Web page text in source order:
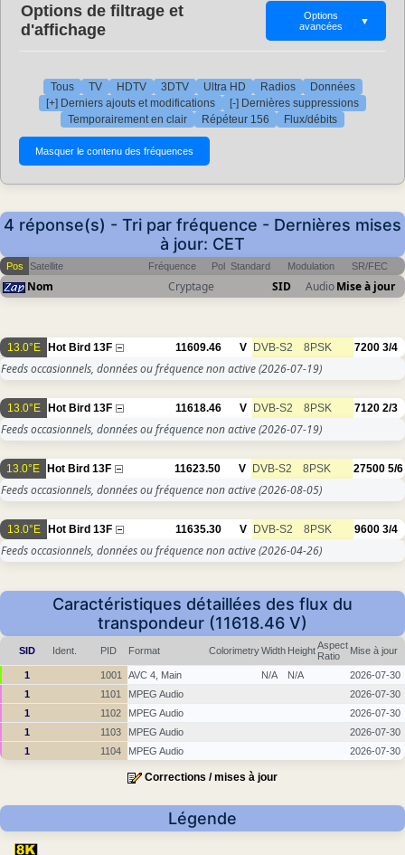
Options de filtrage et
d'affichage
Options
avancées
▼
Tous TV HDTV 3DTV Ultra HD Radios
Données
[+] Derniers ajouts et modifications
[-] Dernières suppressions
Temporairement en clair
Répéteur 156 Flux/débits
4 réponse(s) - Tri par fréquence - Dernières mises
à jour: CET
Pos Satellite Fréquence Pol Standard Modulation SR/FEC
Nom Cryptage SID AudioMise à jour
13.0°E Hot Bird 13F 11609.46 V DVB-S2 8PSK 7200 3/4
Feeds occasionnels, données ou fréquence non active(2026-07-19)
13.0°E Hot Bird 13F 11618.46 V DVB-S2 8PSK 7120 2/3
Feeds occasionnels, données ou fréquence non active(2026-07-19)
13.0°E Hot Bird 13F 11623.50 V DVB-S2 8PSK 27500 5/6
Feeds occasionnels, données ou fréquence non active(2026-08-05)
13.0°E Hot Bird 13F 11635.30 V DVB-S2 8PSK 9600 3/4
Feeds occasionnels, données ou fréquence non active(2026-04-26)
Caractéristiques détaillées des flux du
transpondeur (11618.46 V)
SID Ident. PID Format ColorimetryWidth HeightAspect
Ratio
Mise à jour
1 1001 AVC 4, Main N/A N/A
2026-07-30
1
1101 MPEG Audio
2026-07-30
1
1102 MPEG Audio
2026-07-30
1
1103 MPEG Audio
2026-07-30
1
1104 MPEG Audio 2026-07-30
Corrections / mises à jour
Légende